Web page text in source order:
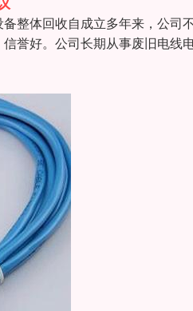
整体回收自成立多年来，公
誉好。公司长期从事废旧电线